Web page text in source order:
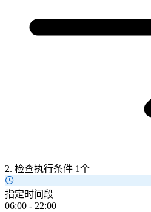
2. 检查执行条件 1个
指定时间段
06:00 - 22:00